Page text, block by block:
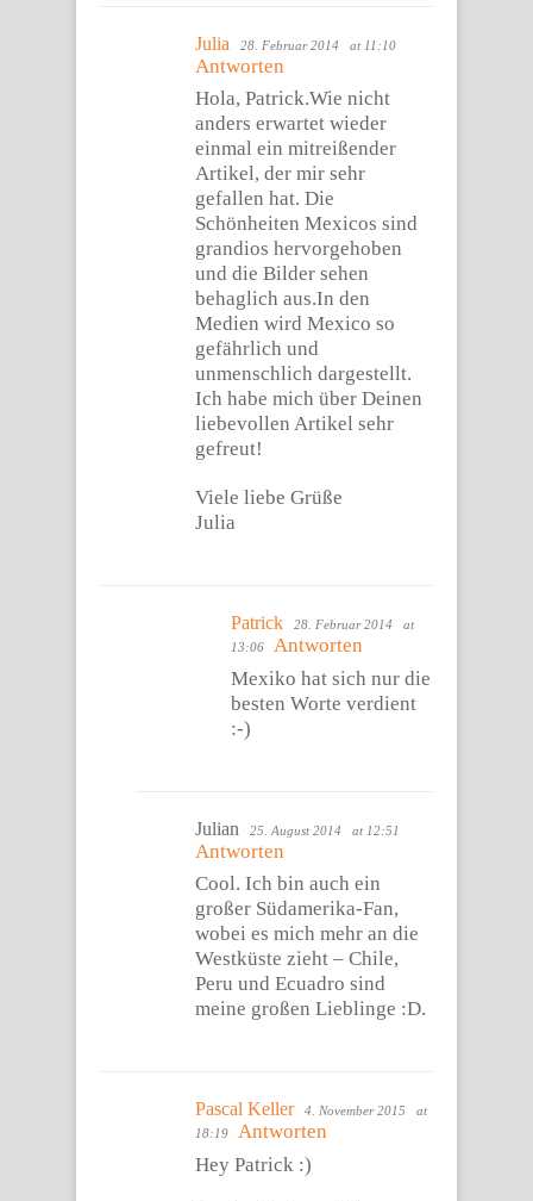
Julia 28. Februar 2014 at 11:10
Antworten
Hola, Patrick.Wie nicht
anders erwartet wieder
einmal ein mitreißender
Artikel, der mir sehr
gefallen hat. Die
Schönheiten Mexicos sind
grandios hervorgehoben
und die Bilder sehen
behaglich aus.In den
Medien wird Mexico so
gefährlich und
unmenschlich dargestellt.
Ich habe mich über Deinen
liebevollen Artikel sehr
gefreut!
Viele liebe Grüße
Julia
Patrick 28. Februar 2014
at
13:06
Antworten
Mexiko hat sich nur die
besten Worte verdient
:-)
Julian 25. August 2014 at 12:51
Antworten
Cool. Ich bin auch ein
großer Südamerika-Fan,
wobei es mich mehr an die
Westküste zieht – Chile,
Peru und Ecuadro sind
meine großen Lieblinge :D.
Pascal Keller 4. November 2015
at
18:19
Antworten
Hey Patrick :)